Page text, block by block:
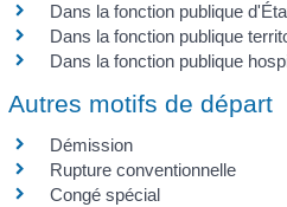
Dans la fonction publique
Dans la fonction publique
Dans la fonction publique
Autres motifs de départ
Démission
Rupture conventionnelle
Congé spécial